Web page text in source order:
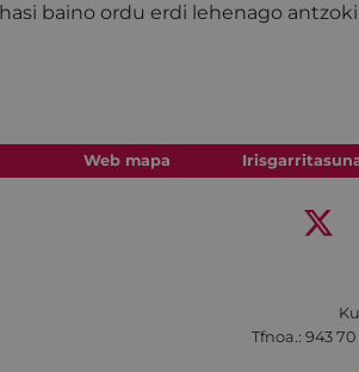
baino ordu erdi lehenago
Web mapa
Tfnoa.: 943 70